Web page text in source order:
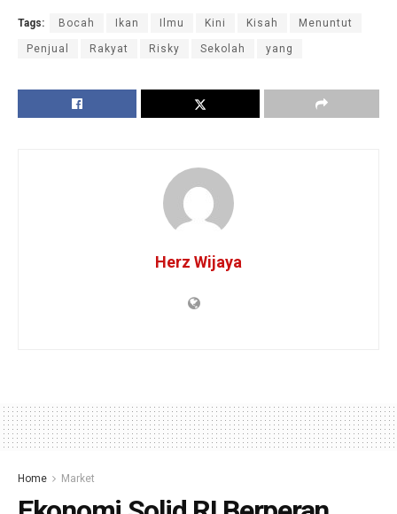
Tags: Bocah Ikan Ilmu Kini Kisah Menuntut
Penjual Rakyat Risky Sekolah yang
Herz Wijaya
Home Market